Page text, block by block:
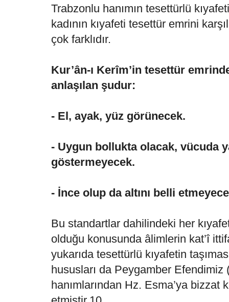
Trabzonlu hanımın tesettürlü
kadının kıyafeti tesettür emrini
çok farklıdır.
Kur’ân-ı Kerîm’in tesettür
anlaşılan şudur:
- El, ayak, yüz görünecek.
- Uygun bollukta olacak, vücuda
göstermeyecek.
- İnce olup da altını belli
Bu standartlar dahilindeki her
olduğu konusunda âlimlerin kat’î
yukarıda tesettürlü kıyafetin
hususları da Peygamber Efendimiz
hanımlarından Hz. Esma’ya bizzat